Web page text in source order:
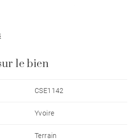
une piscine et un garage ont
de terrain.
le bien
CSE1142
Yvoire
Terrain